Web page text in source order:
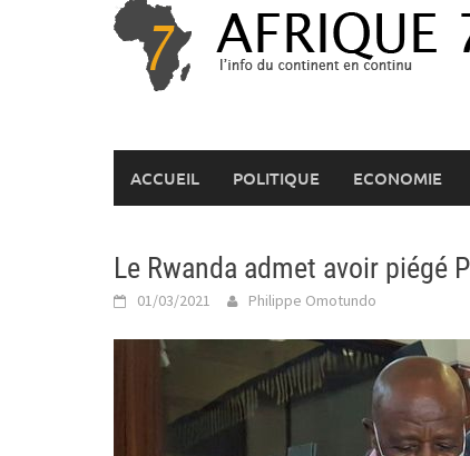
ACCUEIL POLITIQUE ECONOMIE
Le Rwanda admet avoir piégé
01/03/2021 Philippe Omotundo